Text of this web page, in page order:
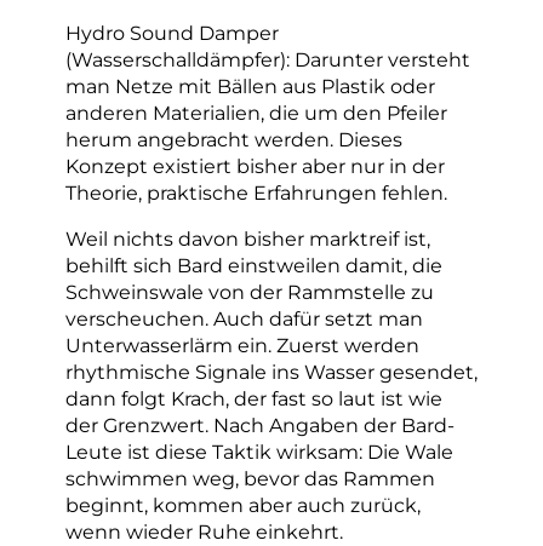
Hydro Sound Damper
(Wasserschalldämpfer): Darunter versteht
man Netze mit Bällen aus Plastik oder
anderen Materialien, die um den Pfeiler
herum angebracht werden. Dieses
Konzept existiert bisher aber nur in der
Theorie, praktische Erfahrungen fehlen.
Weil nichts davon bisher marktreif ist,
behilft sich Bard einstweilen damit, die
Schweinswale von der Rammstelle zu
verscheuchen. Auch dafür setzt man
Unterwasserlärm ein. Zuerst werden
rhythmische Signale ins Wasser gesendet,
dann folgt Krach, der fast so laut ist wie
der Grenzwert. Nach Angaben der Bard-
Leute ist diese Taktik wirksam: Die Wale
schwimmen weg, bevor das Rammen
beginnt, kommen aber auch zurück,
wenn wieder Ruhe einkehrt.